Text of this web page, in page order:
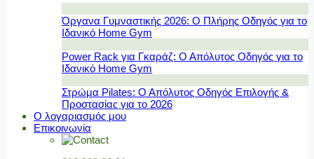
Όργανα Γυμναστικής 2026: Ο Πλήρης Οδηγός για το
Ιδανικό Home Gym
Power Rack για Γκαράζ: Ο Απόλυτος Οδηγός για το
Ιδανικό Home Gym
Στρώμα Pilates: Ο Απόλυτος Οδηγός Επιλογής &
Προστασίας για το 2026
Ο λογαριασμός μου
Επικοινωνία